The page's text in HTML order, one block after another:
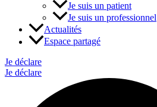
Je suis un patient
Je suis un professionnel
Actualités
Espace partagé
Je déclare
Je déclare